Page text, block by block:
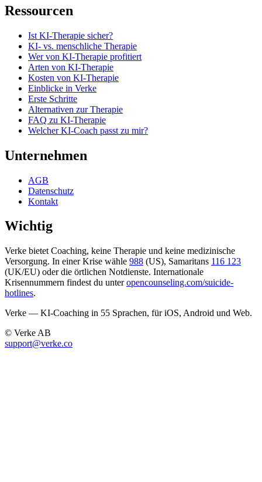
Ressourcen
Ist KI-Therapie sicher?
KI- vs. menschliche Therapie
Wer von KI-Therapie profitiert
Arten von KI-Therapie
Kosten von KI-Therapie
Einblicke in Verke
Erste Schritte
Alternativen zur Therapie
FAQ zu KI-Therapie
Welcher KI-Coach passt zu mir?
Unternehmen
AGB
Datenschutz
Kontakt
Wichtig
Verke bietet Coaching, keine Therapie und keine medizinische
Versorgung. In einer Krise wähle 988 (US), Samaritans 116 123
(UK/EU) oder die örtlichen Notdienste. Internationale
Krisennummern findest du unter opencounseling.com/suicide-
hotlines.
Verke — KI-Coaching in 55 Sprachen, für iOS, Android und Web.
© Verke AB
support@verke.co